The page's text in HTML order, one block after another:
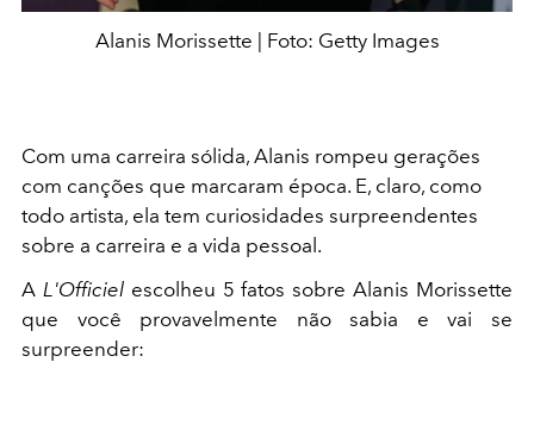
Alanis Morissette | Foto: Getty Images
Com uma carreira sólida, Alanis rompeu gerações
com canções que marcaram época. E, claro, como
todo artista, ela tem curiosidades surpreendentes
sobre a carreira e a vida pessoal.
A L'Officielescolheu 5 fatos sobre Alanis Morissette
que você provavelmente não sabia e vai se
surpreender: